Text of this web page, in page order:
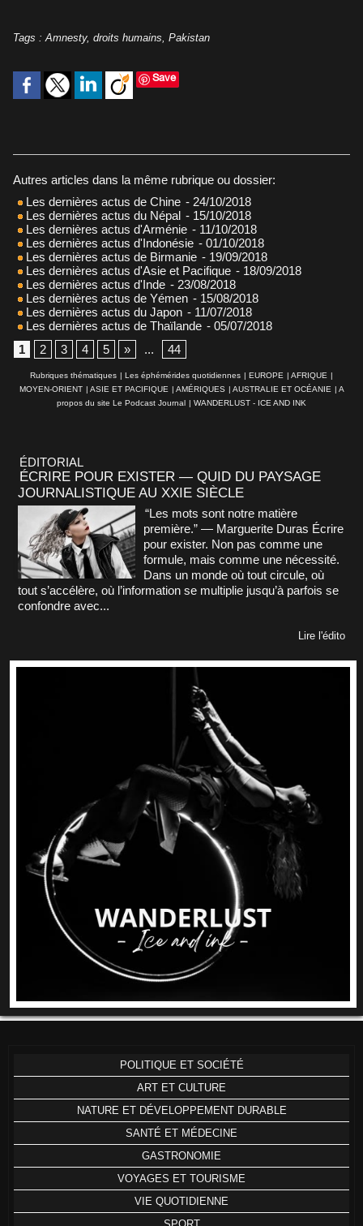
Tags : Amnesty, droits humains Pakistan
Save
Autres articles dans la même rubrique ou dossier:
Les dernières actus de Chine - 24/10/2018
Les dernières actus du Népal - 15/10/2018
Les dernières actus d'Arménie - 11/10/2018
Les dernières actus d'Indonésie - 01/10/2018
Les dernières actus de Birmanie - 19/09/2018
Les dernières actus d'Asie et Pacifique - 18/09/2018
Les dernières actus d'Inde - 23/08/2018
Les dernières actus de Yémen - 15/08/2018
Les dernières actus du Japon - 11/07/2018
Les dernières actus de Thaïlande - 05/07/2018
1
2 3 4 5 » ... 44
Rubriques thématiques | Les éphémérides quotidiennes | EUROPE | AFRIQUE |
MOYEN-ORIENT | ASIE ET PACIFIQUE | AMÉRIQUES | AUSTRALIE ET OCÉANIE | A
propos du site Le Podcast Journal | WANDERLUST - ICE AND INK
ÉDITORIAL
ÉCRIRE POUR EXISTER — QUID DU PAYSAGE
JOURNALISTIQUE AU XXIE SIÈCLE
“Les mots sont notre matière
première.” — Marguerite Duras Écrire
pour exister. Non pas comme une
formule, mais comme une nécessité.
Dans un monde où tout circule, où
tout s’accélère, où l’information se multiplie jusqu’à parfois se
confondre avec...
Lire l'édito
POLITIQUE ET SOCIÉTÉ
ART ET CULTURE
NATURE ET DÉVELOPPEMENT DURABLE
SANTÉ ET MÉDECINE
GASTRONOMIE
VOYAGES ET TOURISME
VIE QUOTIDIENNE